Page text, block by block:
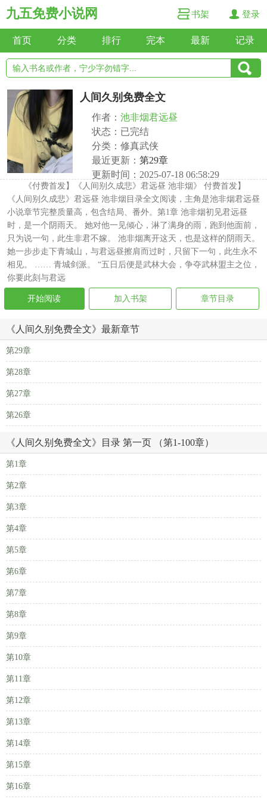
九五免费小说网 书架 登录
首页 分类 排行 完本 最新 记录
人间久别免费全文
作者： 池非烟君远昼
状态：已完结
分类：修真武侠
最近更新： 第29章
更新时间：2025-07-18 06:58:29
《付费首发】《人间别久成悲》君远昼 池非烟》 付费首发】
《人间别久成悲》君远昼 池非烟目录全文阅读，主角是池非烟君远昼
小说章节完整质量高，包含结局、番外。第1章 池非烟初见君远昼
时，是一个阴雨天。 她对他一见倾心，淋了满身的雨，跑到他面前，
只为说一句，此生非君不嫁。 池非烟离开这天，也是这样的阴雨天。
她一步步走下青城山，与君远昼擦肩而过时，只留下一句，此生永不
相见。 …… 青城剑派。 “五日后便是武林大会，争夺武林盟主之位，
你要此刻与君远
开始阅读 加入书架 章节目录
《人间久别免费全文》最新章节
第29章
第28章
第27章
第26章
《人间久别免费全文》目录 第一页 （第1-100章）
第1章
第2章
第3章
第4章
第5章
第6章
第7章
第8章
第9章
第10章
第11章
第12章
第13章
第14章
第15章
第16章